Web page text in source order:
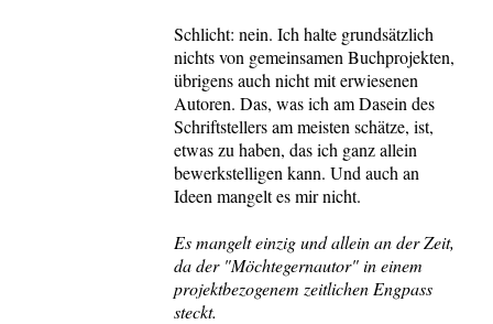
Schlicht: nein. Ich halte grundsätzlich
nichts von gemeinsamen Buchprojekten,
übrigens auch nicht mit erwiesenen
Autoren. Das, was ich am Dasein des
Schriftstellers am meisten schätze, ist,
etwas zu haben, das ich ganz allein
bewerkstelligen kann. Und auch an
Ideen mangelt es mir nicht.
Es mangelt einzig und allein an der Zeit,
da der "Möchtegernautor" in einem
projektbezogenem zeitlichen Engpass
steckt.